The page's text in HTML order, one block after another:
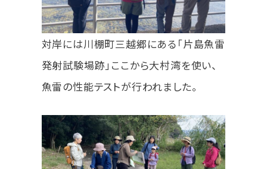
対岸には川棚町三越郷にある「片島魚雷
発射試験場跡」ここから大村湾を使い、
魚雷の性能テストが行われました。